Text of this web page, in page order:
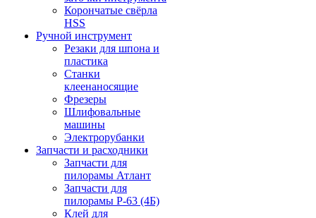
Корончатые свёрла
HSS
Ручной инструмент
Резаки для шпона и
пластика
Станки
клеенаносящие
Фрезеры
Шлифовальные
машины
Электрорубанки
Запчасти и расходники
Запчасти для
пилорамы Атлант
Запчасти для
пилорамы Р-63 (4Б)
Клей для